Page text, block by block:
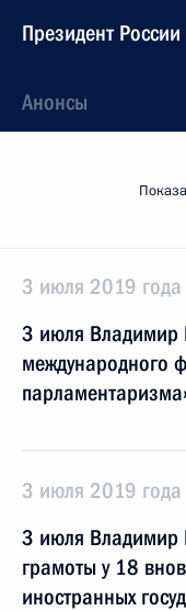
Президент России
Анонсы
3 июля 2019 года
3 июля Владимир
международного
3 июля 2019 года
3 июля Владимир
грамоты у 18
иностранных